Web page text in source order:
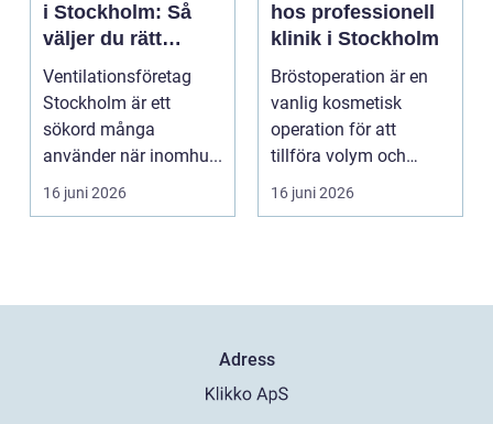
i Stockholm: Så
väljer du rätt
partner för frisk
luft inomhus
Ventilationsföretag
Stockholm är ett
sökord många
använder när inomhu...
16 juni 2026
hos professionell
klinik i Stockholm
Bröstoperation är en
vanlig kosmetisk
operation för att
tillföra volym och
skapa...
16 juni 2026
Adress